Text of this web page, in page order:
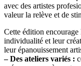
avec des artistes
valeur la relève et de
Cette édition encourage
individualité et leur
leur épanouissement
– Des ateliers variés :